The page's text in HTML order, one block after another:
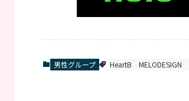
男性グループ HeartB MELODESIGN